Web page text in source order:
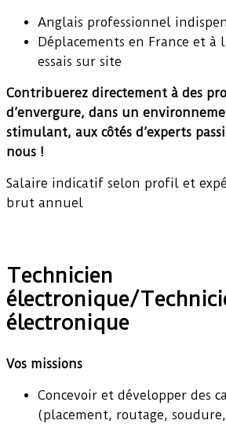
Anglais professionnel
Déplacements en France et
essais sur site
Contribuerez directement à des
d’envergure, dans un
stimulant, aux côtés d’experts
nous !
Salaire indicatif selon profil et
brut annuel
Technicien
électronique/
électronique
Vos missions
Concevoir et développer des
(placement, routage,